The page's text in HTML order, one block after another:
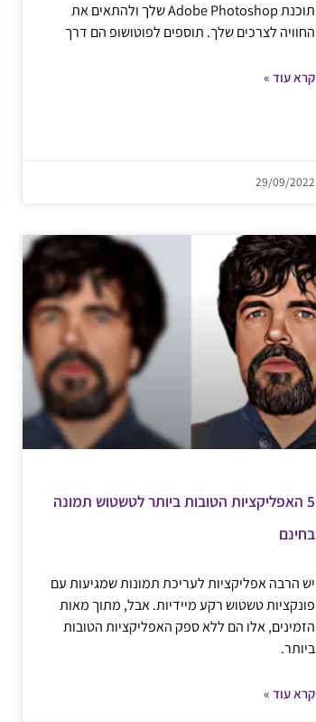
תוכנת Adobe Photoshop שלך ולהתאים את
החוויה לצרכים שלך. תוספים לפוטושופ הם דרך
קרא עוד »
29/09/2022
5 האפליקציות הטובות ביותר לטשטוש תמונה
בחינם
יש הרבה אפליקציות לעריכת תמונות שמגיעות עם
פונקציות טשטוש רקע מיידיות. אבל, מתוך מאות
הזמינים, אלו הם ללא ספק האפליקציות הטובות
ביותר.
קרא עוד »